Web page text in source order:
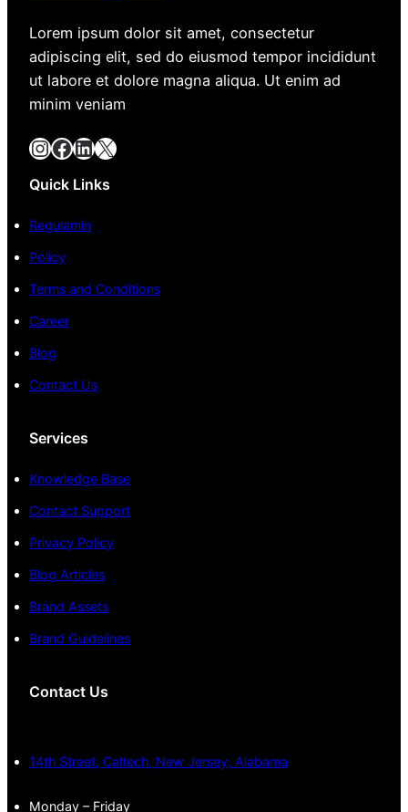
Lorem ipsum dolor sit amet, consectetur
adipiscing elit, sed do eiusmod tempor incididunt
ut labore et dolore magna aliqua. Ut enim ad
minim veniam
InstagramFacebook LinkedIn X
Quick Links
Regulamin
Policy
Terms and Conditions
Career
Blog
Contact Us
Services
Knowledge Base
Contact Support
Privacy Policy
Blog Articles
Brand Assets
Brand Guidelines
Contact Us
14th Street, Caltech, New Jersey, Alabama
Monday – Friday